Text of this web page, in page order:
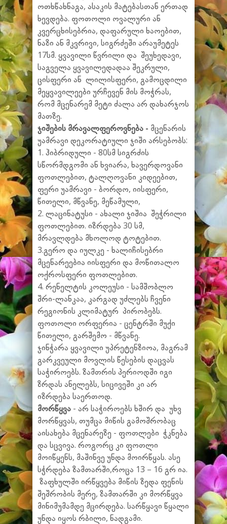
ოთხწახნაგა, ასაკის მატებასთან ერთად
ხევდება. ფოთოლი ოვალური ან
კვერცხისებრია, დაფარული ხაოებით,
ნაზი ან მკვრივი, სიგრძეში არაუმეტეს
17სმ. ყვავილი წვრილი და შეუხედავი,
საგველა ყვავილედადაა შეკრული,
ცისფერი ან ლილისფერი, გამოცდილი
მეყვავილეები ურჩევენ მის მოჭრას,
რომ მცენარემ მეტი ძალა არ დახარჯოს
მათზე.
ჯიშების მრავალფეროვნება - მცენარის
უამრავი დეკორატიული ჯიში არსებობს:
1. ჰიბრიდული - 80სმ სიგრძის
სწორმდგომი ან ხვიარა, ხავერდოვანი
ფოთლებით, ტალღოვანი კიდეებით,
ფერი უამრავი - ბორდო, იისფერი,
წითელი, მწვანე, მეწამული,
2. ლაცინატუსი - ახალი ჯიშია შეჭრილი
ფოთლებით. იზრდება 30 სმ,
მრავლდება მხოლოდ ტოტებით.
3.გერო და იულკე - ხალიჩისებრი
მცენარეებია იისფერი და მოწითალო
ოქროსფერი ფოთლებით.
4. რენელტის კოლეუსი - სამშობლო
შრი-ლანკაა, კარგად უძლებს ჩვენი
რეგიონის კლიმატურ პირობებს.
ფოთოლი ორფერია - ცენტრში მუქი
წითელი, გარშემო - მწვანე.
ჯინჭარა ყვავილი უპრეტენზიოა, მაგრამ
გარკვეული მოვლის წესების დაცვას
საჭიროებს. ზამთრის პერიოდში იგი
ზრდას ანელებს, სიცივეში კი არ
იზრდება საერთოდ.
მორწყვა - არ საჭიროებს ხშირ და უხვ
მორწყვას, თუმცა მიწის გამოშრობაც
აისახება მცენარეზე - ფოთლები ჭკნება
და სცვივა. როგორც კი ფოთლი
მოიწყენს, მაშინვე უნდა მოირწყას. ასე
სჭრდება ზამთარში,როცა 13 – 16 გრ ია.
ზაფხულში ირწყვება მიწის ზედა ფენის
შეშრობის მერე, ზამთარში კი მორწყვა
მინიმუმამდე მცირდება. სარწყავი წყალი
უნდა იყოს რბილი, ნადგამი.